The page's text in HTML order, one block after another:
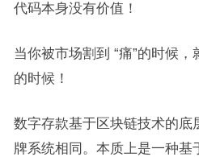
代码本身没有价值！
当你被市场割到 “痛”的时候
的时候！
数字存款基于区块链技术的底
牌系统相同。本质上是一种基